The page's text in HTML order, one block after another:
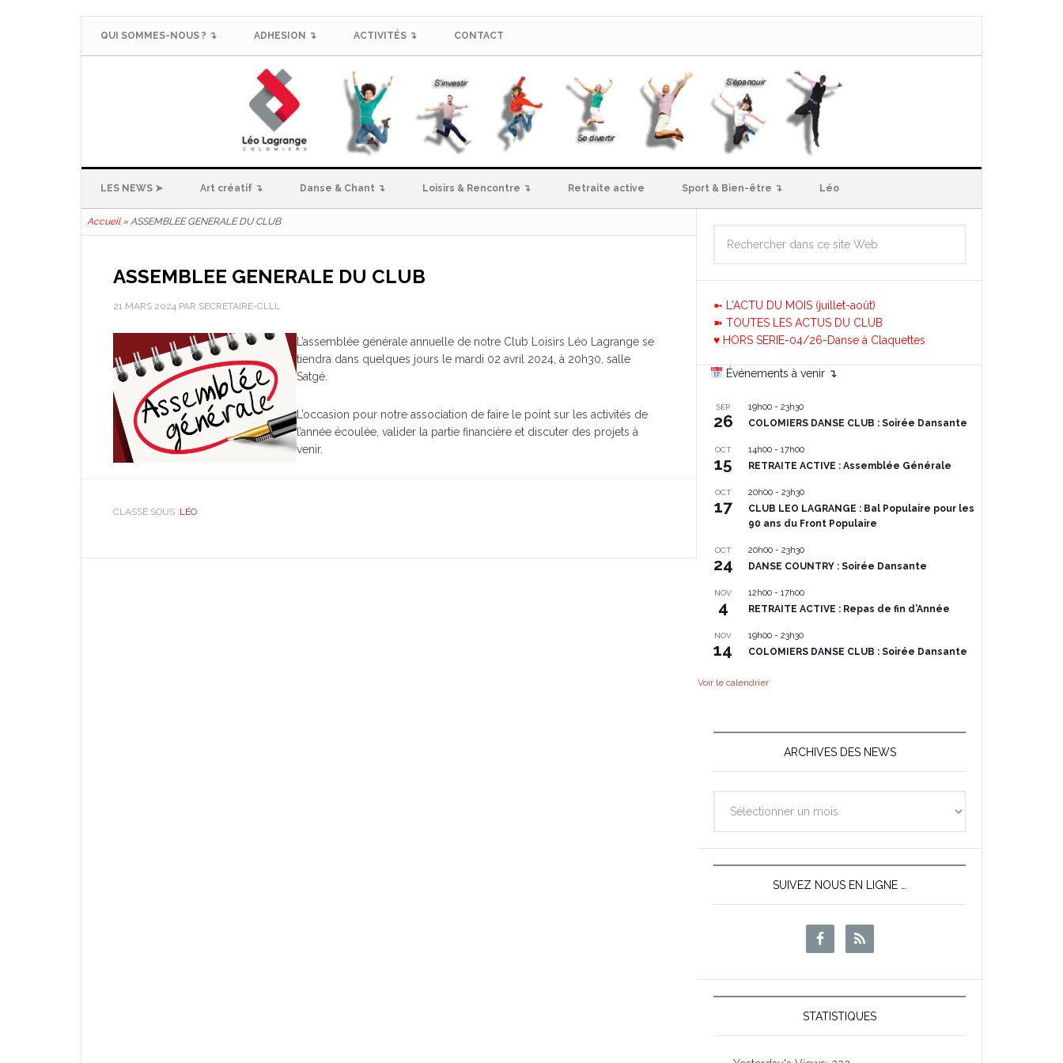
QUI SOMMES-NOUS ? ↴ ADHESION ↴ ACTIVITÉS ↴ CONTACT
LES NEWS ➤ Art créatif ↴ Danse & Chant ↴ Loisirs & Rencontre ↴ Retraite active Sport & Bien-être ↴ Léo
Accueil» ASSEMBLEE GENERALE DU CLUB
ASSEMBLEE GENERALE DU CLUB
21 MARS 2024 PAR SECRETAIRE-CLLL
L’assemblée générale annuelle de notre Club Loisirs Léo Lagrange se
tiendra dans quelques jours le mardi 02 avril 2024, à 20h30, salle
Satgé.
L’occasion pour notre association de faire le point sur les activités de
l’année écoulée, valider la partie financière et discuter des projets à
venir.
CLASSÉ SOUS :LÉO
➼ L'ACTU DU MOIS (juillet-août)
➽ TOUTES LES ACTUS DU CLUB
♥ HORS SERIE-04/26-Danse à Claquettes
Événements à venir ↴
SEP
26
19h00 - 23h30
COLOMIERS DANSE CLUB : Soirée Dansante
OCT
15
14h00 - 17h00
RETRAITE ACTIVE : Assemblée Générale
OCT
17
20h00 - 23h30
CLUB LEO LAGRANGE : Bal Populaire pour les
90 ans du Front Populaire
OCT
24
20h00 - 23h30
DANSE COUNTRY : Soirée Dansante
NOV
4
12h00 - 17h00
RETRAITE ACTIVE : Repas de fin d’Année
NOV
14
19h00 - 23h30
COLOMIERS DANSE CLUB : Soirée Dansante
Voir le calendrier
ARCHIVES DES NEWS
des
News
SUIVEZ NOUS EN LIGNE …
STATISTIQUES